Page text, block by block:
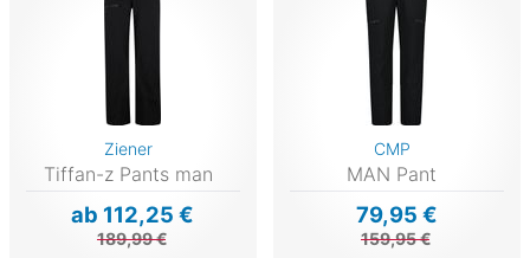
Ziener
Tiffan-z Pants man
ab 112,25 €
189,99 €
CMP
MAN Pant
79,95 €
159,95 €